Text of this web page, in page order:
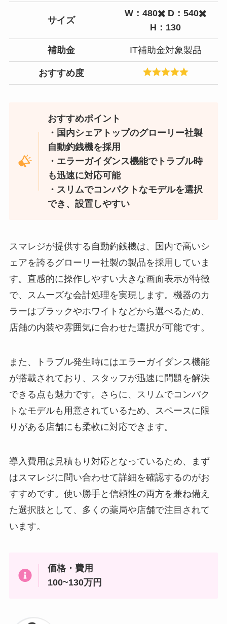
サイズ
W：480✖️ D：540✖️
H：130
補助金 IT補助金対象製品
おすすめ度
おすすめポイント
・国内シェアトップのグローリー社製
自動釣銭機を採用
・エラーガイダンス機能でトラブル時
も迅速に対応可能
・スリムでコンパクトなモデルを選択
でき、設置しやすい
スマレジが提供する自動釣銭機は、国内で高いシ
ェアを誇るグローリー社製の製品を採用していま
す。直感的に操作しやすい大きな画面表示が特徴
で、スムーズな会計処理を実現します。機器のカ
ラーはブラックやホワイトなどから選べるため、
店舗の内装や雰囲気に合わせた選択が可能です。
また、トラブル発生時にはエラーガイダンス機能
が搭載されており、スタッフが迅速に問題を解決
できる点も魅力です。さらに、スリムでコンパク
トなモデルも用意されているため、スペースに限
りがある店舗にも柔軟に対応できます。
導入費用は見積もり対応となっているため、まず
はスマレジに問い合わせて詳細を確認するのがお
すすめです。使い勝手と信頼性の両方を兼ね備え
た選択肢として、多くの薬局や店舗で注目されて
います。
価格・費用
100~130万円